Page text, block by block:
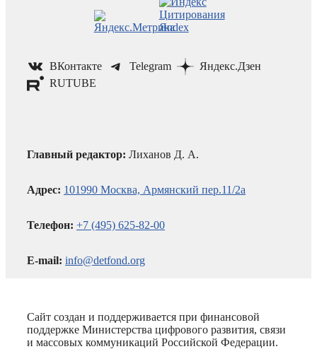
ВКонтакте Telegram
Яндекс.Дзен
RUTUBE
Главный редактор: Лиханов Д. А.
Адрес: 101990 Москва, Армянский пер.11/2а
Телефон: +7 (495) 625-82-00
E-mail: info@detfond.org
Сайт создан и поддерживается при финансовой
поддержке Министерства цифрового развития, связи
и массовых коммуникаций Российской Федерации.